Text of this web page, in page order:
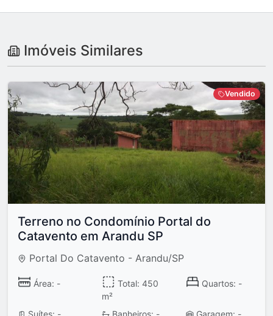
Imóveis Similares
Vendido
Terreno no Condomínio Portal do
Catavento em Arandu SP
Portal Do Catavento - Arandu/SP
Área: -
Total: 450
m²
Quartos: -
Suítes: - Banheiros: - Garagem: -